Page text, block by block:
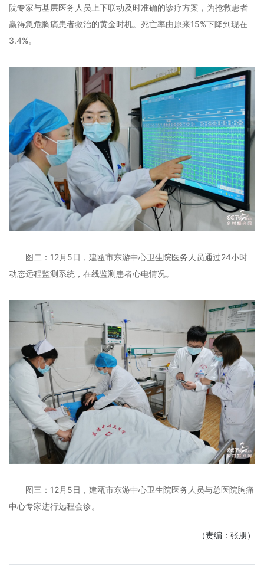
院专家与基层医务人员上下联动及时准确的诊疗方案，为抢救患者
赢得急危胸痛患者救治的黄金时机。死亡率由原来15%下降到现在
3.4%。
图二：12月5日，建瓯市东游中心卫生院医务人员通过24小时
动态远程监测系统，在线监测患者心电情况。
图三：12月5日，建瓯市东游中心卫生院医务人员与总医院胸痛
中心专家进行远程会诊。
（责编：张朋）